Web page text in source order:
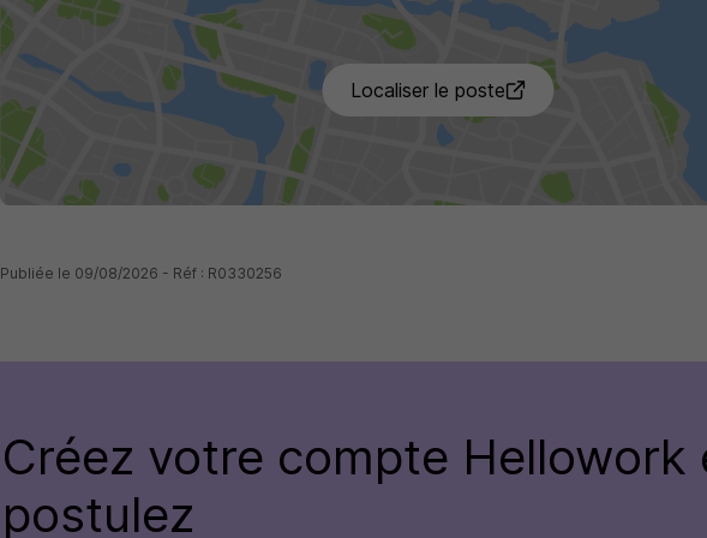
Localiser le poste
Publiée le 09/08/2026 - Réf : R0330256
Créez votre compte Hellowork
postulez